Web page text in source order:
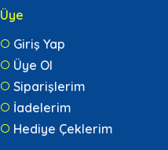
Üye
Giriş Yap
Üye Ol
Siparişlerim
İadelerim
Hediye Çeklerim